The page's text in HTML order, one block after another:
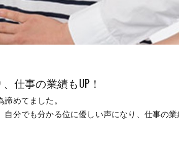
仕事の業績もUP！
めてました。
分でも分かる位に優しい声になり、仕事の業